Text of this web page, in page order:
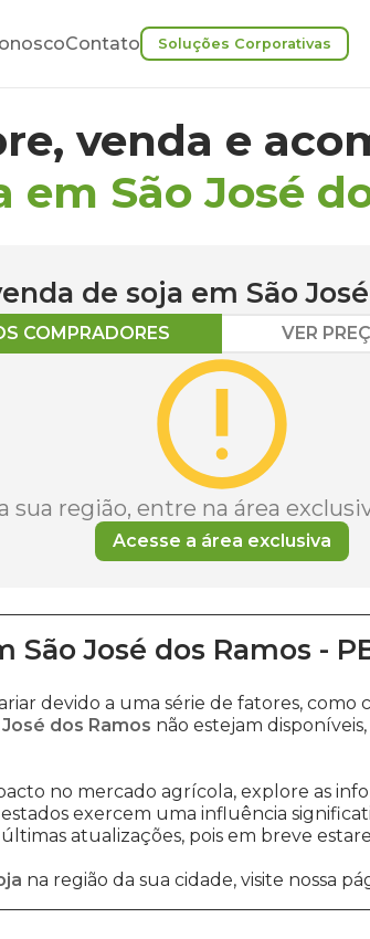
Contato Soluções Corporativas
venda e
em São José
de soja em São
COMPRADORES VER
sua região, entre na área
Acesse a área exclusiva
São José dos Ramos -
devido a uma série de fatores,
dos Ramos não estejam
no mercado agrícola, explore as
estados exercem uma influência
atualizações, pois em breve
na região da sua cidade, visite nossa